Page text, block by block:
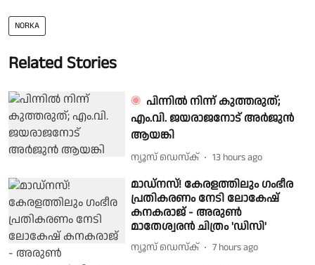
NORKA
Related Stories
പിന്നിൽ നിന്ന് കുത്തരുത്;
എം.വി. ജയരാജനോട് അർജുൻ
ആയങ്കി
ന്യൂസ് ഡെസ്ക് 13 hours ago
മാഡ്നസ്! കേരളത്തിലും ഗംഭീര
പ്രതികരണം നേടി ലോകേഷ്
കനകരാജ് - അരുൺ
മാതേശ്വരൻ ചിത്രം 'ഡിസി'
ന്യൂസ് ഡെസ്ക് 7 hours ago